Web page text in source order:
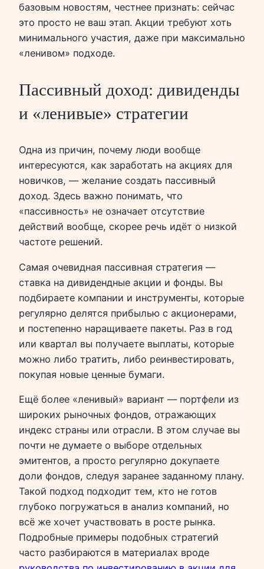
базовым новостям, честнее признать: сейчас
это просто не ваш этап. Акции требуют хоть
минимального участия, даже при максимально
«ленивом» подходе.
Пассивный доход: дивиденды
и «ленивые» стратегии
Одна из причин, почему люди вообще
интересуются, как заработать на акциях для
новичков, — желание создать пассивный
доход. Здесь важно понимать, что
«пассивность» не означает отсутствие
действий вообще, скорее речь идёт о низкой
частоте решений.
Самая очевидная пассивная стратегия —
ставка на дивидендные акции и фонды. Вы
подбираете компании и инструменты, которые
регулярно делятся прибылью с акционерами,
и постепенно наращиваете пакеты. Раз в год
или квартал вы получаете выплаты, которые
можно либо тратить, либо реинвестировать,
покупая новые ценные бумаги.
Ещё более «ленивый» вариант — портфели из
широких рыночных фондов, отражающих
индекс страны или отрасли. В этом случае вы
почти не думаете о выборе отдельных
эмитентов, а просто регулярно докупаете
доли фондов, следуя заранее заданному плану.
Такой подход подходит тем, кто не готов
глубоко погружаться в анализ компаний, но
всё же хочет участвовать в росте рынка.
Подробные примеры подобных стратегий
часто разбираются в материалах вроде